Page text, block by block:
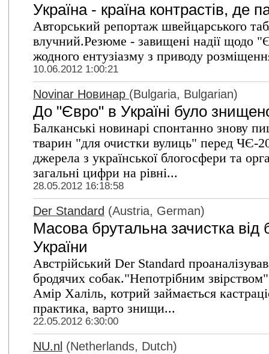
Україна - країна контрастів,
Авторський репортаж швейцарського
влучний.Резюме - завищені надії щодо
жодного ентузіазму з приводу
10.06.2012 1:00:21
Novinar Новинар (Bulgaria, Bulgarian)
До "Євро" в Україні було
Балканські новинарі спонтанно знову
тварин "для очистки вулиць" перед ЧЄ-
джерела з української блогосфери та
загальні цифри на рівні...
28.05.2012 16:18:58
Der Standard (Austria, German)
Масова брутальна зачистка від
України
Австрійський Der Standard
бродячих собак."Непотрібним
Амір Халіль, котрий займається
практика, варто знищи...
22.05.2012 6:30:00
NU.nl (Netherlands, Dutch)